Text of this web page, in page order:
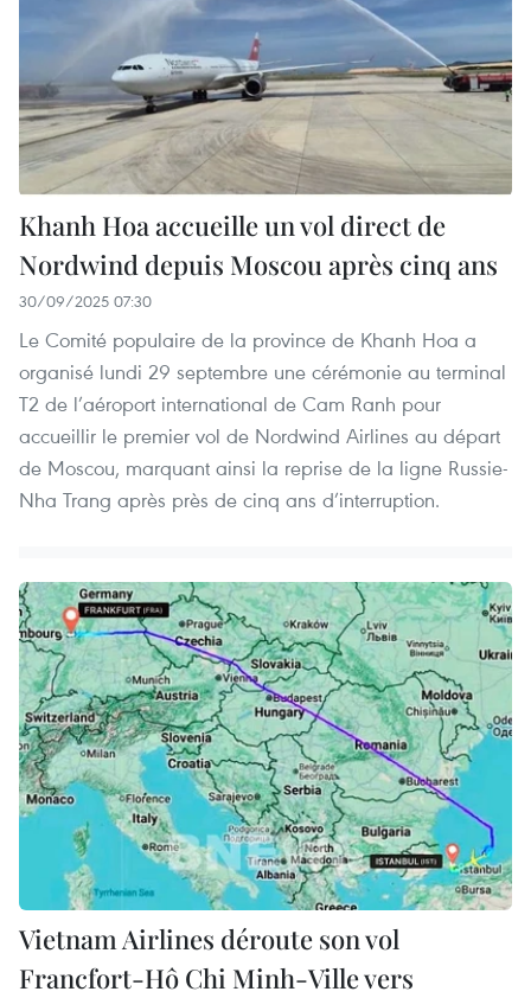
Khanh Hoa accueille un vol direct de
Nordwind depuis Moscou après cinq ans
30/09/2025 07:30
Le Comité populaire de la province de Khanh Hoa a
organisé lundi 29 septembre une cérémonie au terminal
T2 de l’aéroport international de Cam Ranh pour
accueillir le premier vol de Nordwind Airlines au départ
de Moscou, marquant ainsi la reprise de la ligne Russie-
Nha Trang après près de cinq ans d’interruption.
Vietnam Airlines déroute son vol
Francfort-Hô Chi Minh-Ville vers